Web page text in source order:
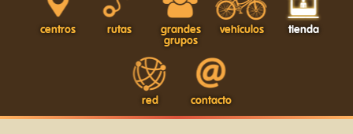
centros rutas
grandes
grupos
vehículos tienda
red contacto